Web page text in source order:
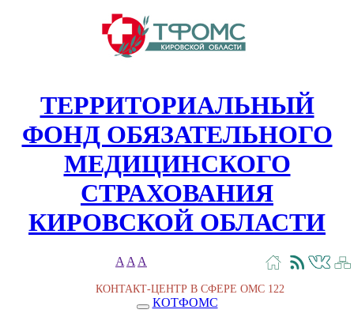
ТЕРРИТОРИАЛЬНЫЙ
ФОНД ОБЯЗАТЕЛЬНОГО
МЕДИЦИНСКОГО
СТРАХОВАНИЯ
КИРОВСКОЙ ОБЛАСТИ
A A A
КОНТАКТ-ЦЕНТР В СФЕРЕ ОМС 122
КОТФОМС